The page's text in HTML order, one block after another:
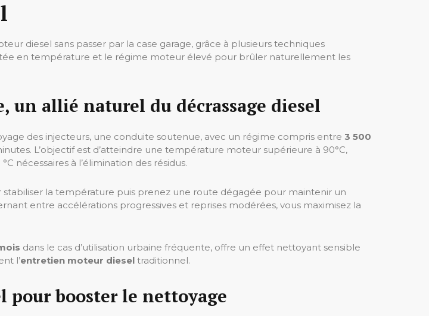
diesel sans passer par la case garage, grâce à plusieurs techniques
en température et le régime moteur élevé pour brûler naturellement les
un allié naturel du décrassage diesel
des injecteurs, une conduite soutenue, avec un régime compris entre 3 500
L’objectif est d’atteindre une température moteur supérieure à 90°C,
nécessaires à l’élimination des résidus.
la température puis prenez une route dégagée pour maintenir un
entre accélérations progressives et reprises modérées, vous maximisez la
dans le cas d’utilisation urbaine fréquente, offre un effet nettoyant sensible
l’entretien moteur diesel traditionnel.
pour booster le nettoyage